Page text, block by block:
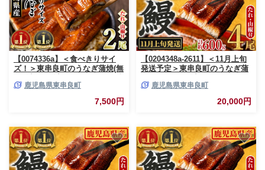
【0074336a】＜食べきりサイ
ズ！＞東串良町のうなぎ蒲焼(無
椒付) うなぎ 蒲焼長焼 ウナギ
鰻 蒲焼き 国産うなぎ 国産 九州
産 鹿児島 鹿児島県産 人気 ラン
れ さんしょう 【アクアおおす
み】
鹿児島県東串良町
7,500円
【0204348a-2611】＜11月上旬
発送予定＞東串良町のうなぎ蒲
レ、山椒付) うなぎ 高級 ウナギ
鰻 国産 蒲焼 蒲焼き たれ 鹿児
島 ふるさと 人気 【アクアおお
鹿児島県東串良町
20,000円